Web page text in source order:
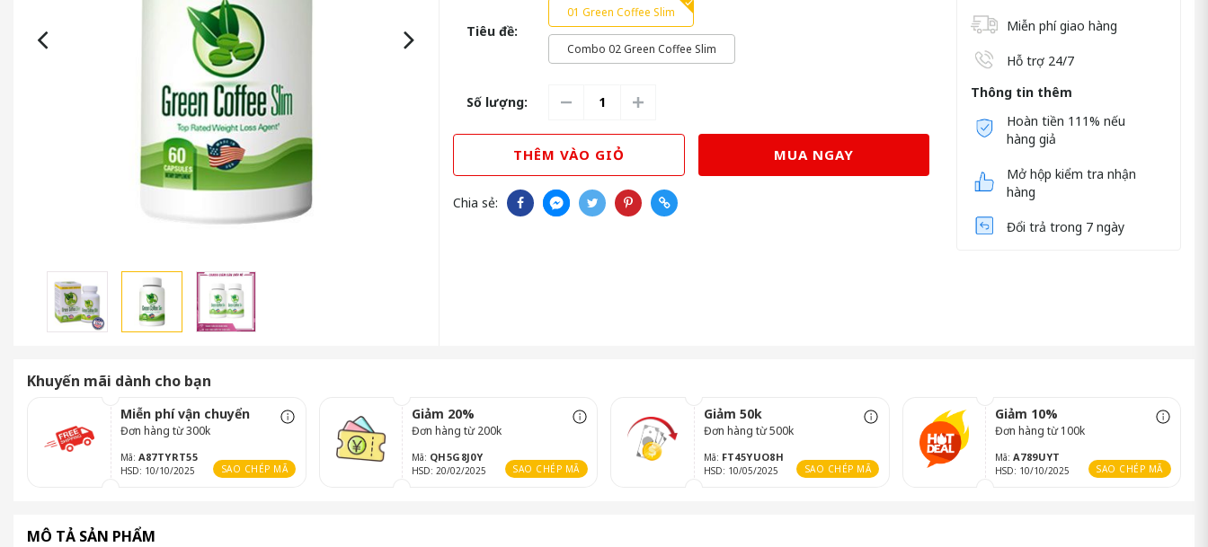
Tiêu đề:
01 Green Coffee Slim
Combo 02 Green Coffee Slim
Số lượng:
THÊM VÀO GIỎ MUA NGAY
Chia sẻ:
Miễn phí giao hàng
Hỗ trợ 24/7
Thông tin thêm
Hoàn tiền 111% nếu
hàng giả
Mở hộp kiểm tra nhận
hàng
Đổi trả trong 7 ngày
Khuyến mãi dành cho bạn
Miễn phí vận chuyển
Đơn hàng từ 300k
Mã: A87TYRT55
HSD: 10/10/2025 SAO CHÉP MÃ
Giảm 20%
Đơn hàng từ 200k
Mã: QH5G8J0Y
HSD: 20/02/2025 SAO CHÉP MÃ
Giảm 50k
Đơn hàng từ 500k
Mã: FT45YUO8H
HSD: 10/05/2025 SAO CHÉP MÃ
Giảm 10%
Đơn hàng từ 100k
Mã:A789UYT
HSD: 10/10/2025 SAO CHÉP MÃ
MÔ TẢ SẢN PHẨM